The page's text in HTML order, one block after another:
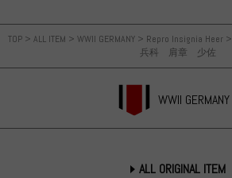
TOP> ALL ITEM > WWII GERMANY> Repro Insignia Heer >
兵科 肩章 少佐
WWII GERMANY
ALL ORIGINAL ITEM